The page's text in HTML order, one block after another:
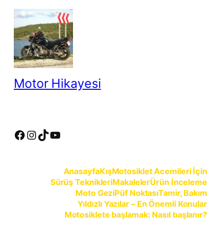
İçeriğe
Motor Hikayesi
Facebook InstagramTikTok YouTube
AnasayfaKışMotosiklet Acemileri İçin
Sürüş TeknikleriMakalelerÜrün İnceleme
Moto GeziPüf NoktasıTamir, Bakım
Yıldızlı Yazılar – En Önemli Konular
Motosiklete başlamak: Nasıl başlanır?